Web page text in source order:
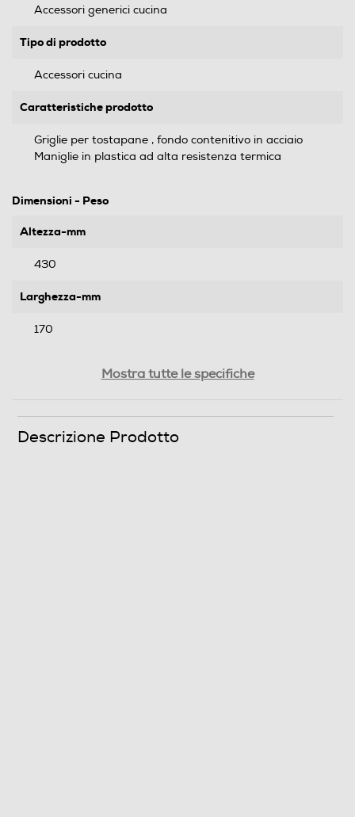
Accessori generici cucina
Tipo di prodotto
Accessori cucina
Caratteristiche prodotto
Griglie per tostapane , fondo contenitivo in acciaio
Maniglie in plastica ad alta resistenza termica
Dimensioni - Peso
Altezza-mm
430
Larghezza-mm
170
Mostra tutte le specifiche
Descrizione Prodotto